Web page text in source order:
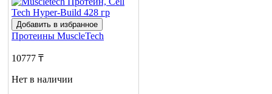
Добавить в избранное
Протеины MuscleTech
10777 ₸
Нет в наличии